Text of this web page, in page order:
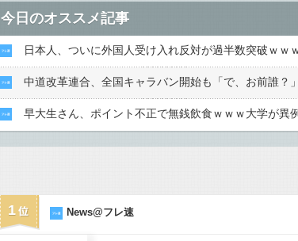
今日のオススメ記事
日本人、ついに外国人受け入れ反対が過半数突破ｗｗ
中道改革連合、全国キャラバン開始も「で、お前誰？
早大生さん、ポイント不正で無銭飲食ｗｗｗ大学が異
1 News@フレ速